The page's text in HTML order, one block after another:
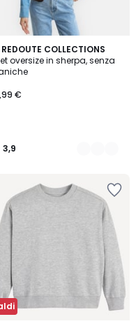
REDOUTE COLLECTIONS
oversize in sherpa, senza
€
3,9